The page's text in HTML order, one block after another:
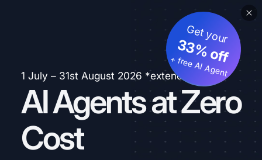
1 July – 31st August 2026 *extended
AI Agents at Zero
Cost
Get your
33% off
+ free AI Agent